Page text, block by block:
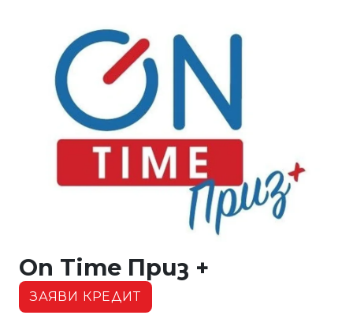
On Time Приз +
ЗАЯВИ КРЕДИТ